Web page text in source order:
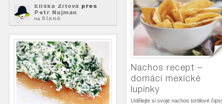
Eliška Zitová přes
Petr Najman
na Slané
Nachos recept –
domácí mexické
lupínky
Udělejte si svoje nachos tortilové